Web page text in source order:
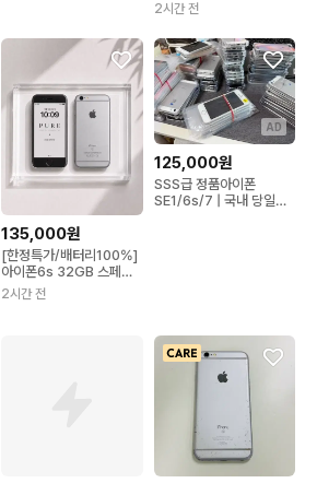
2시간 전
135,000원
[한정특가/배터리100%]
아이폰6s 32GB 스페이
스그레이
2시간 전
AD
125,000원
SSS급 정품아이폰
SE1/6s/7 | 국내 당일배